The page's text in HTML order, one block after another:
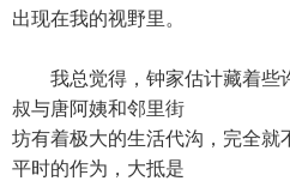
出现在我的视野里。
我总觉得，钟家估计藏着些
叔与唐阿姨和邻里街
坊有着极大的生活代沟，完全就
平时的作为，大抵是